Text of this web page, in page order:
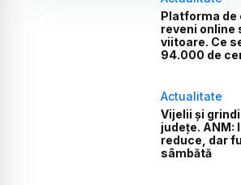
Platforma de
reveni online
viitoare. Ce
94.000 de
Actualitate
Vijelii și
județe.
reduce, dar
sâmbătă